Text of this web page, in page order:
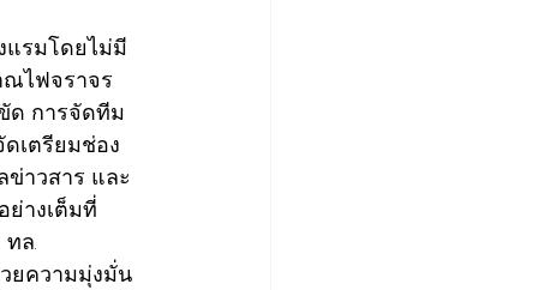
แรมโดยไม่มี
ณไฟจราจร
ด การจัดทีม
เตรียมช่อง
าวสาร และ
างเต็มที่
ล.
ยความมุ่งมั่น